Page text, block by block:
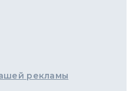
рекламы